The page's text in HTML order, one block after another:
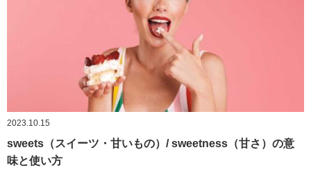
2023.10.15
sweets（スイーツ・甘いもの）/ sweetness（甘さ）の意
味と使い方